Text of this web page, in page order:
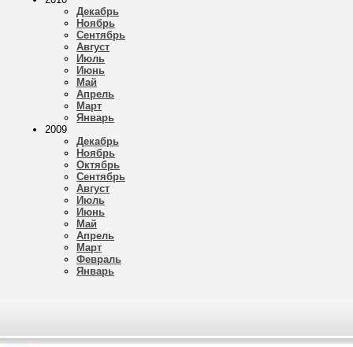
Декабрь
Ноябрь
Сентябрь
Август
Июль
Июнь
Май
Апрель
Март
Январь
2009
Декабрь
Ноябрь
Октябрь
Сентябрь
Август
Июль
Июнь
Май
Апрель
Март
Февраль
Январь